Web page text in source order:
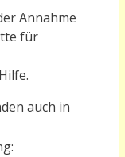
Annahme
für
auch in